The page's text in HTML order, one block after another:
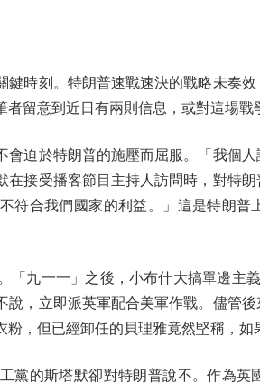
刻。特朗普速戰速決的戰略未奏效
留意到近日有兩則信息，或對這場戰
於特朗普的施壓而屈服。「我個人
接受播客節目主持人訪問時，對特
符合我們國家的利益。」這是特朗普
九一一」之後，小布什大搞單邊主
，立即派英軍配合美軍作戰。儘管
，但已經卸任的貝理雅竟然堅稱，如
的斯塔默卻對特朗普說不。作為英